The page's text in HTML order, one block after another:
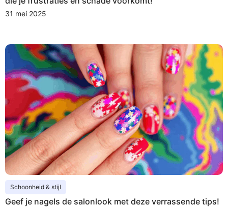
31 mei 2025
Schoonheid & stijl
Geef je nagels de salonlook met deze verrassende tips!